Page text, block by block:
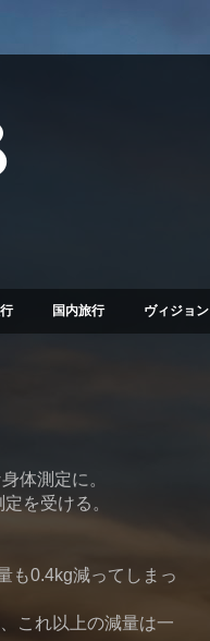
国内旅行 ヴィジョン
体測定に。
を受ける。
も0.4kg減ってしまっ
これ以上の減量は一